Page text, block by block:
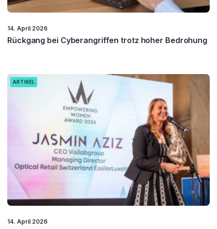
14. April 2026
Rückgang bei Cyberangriffen trotz hoher Bedrohung
ARTIKEL
14. April 2026